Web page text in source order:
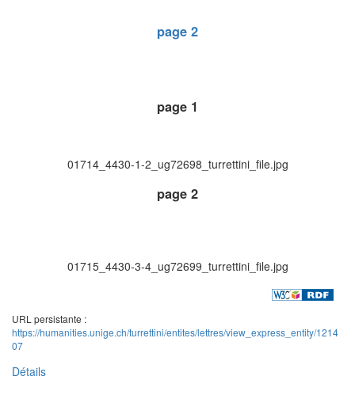
page 2
page 1
01714_4430-1-2_ug72698_turrettini_file.jpg
page 2
01715_4430-3-4_ug72699_turrettini_file.jpg
URL persistante :
https://humanities.unige.ch/turrettini/entites/lettres/view_express_entity/1214
07
Détails